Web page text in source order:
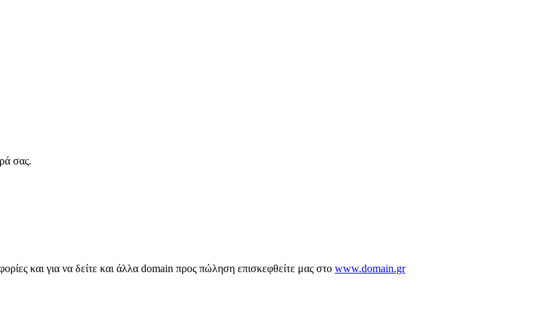
σας.
και για να δείτε και άλλα domain προς πώληση επισκεφθείτε μας στο www.domain.gr